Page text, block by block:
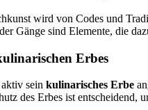
wird von Codes und
Gänge sind Elemente, die
Erbes
sein kulinarisches Erbe
des Erbes ist entscheidend,